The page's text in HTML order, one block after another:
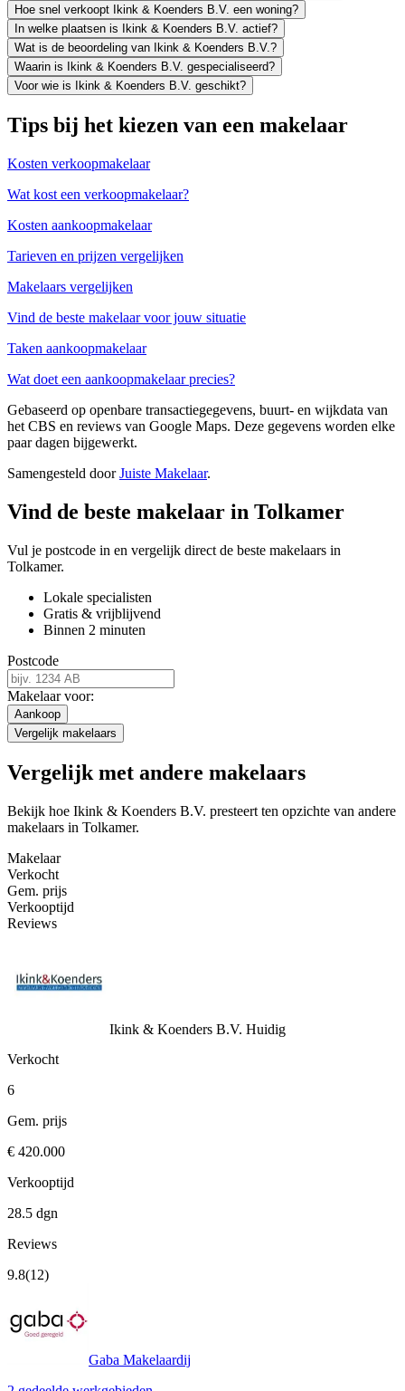
Hoe snel verkoopt Ikink & Koenders B.V. een woning?
In welke plaatsen is Ikink & Koenders B.V. actief?
Wat is de beoordeling van Ikink & Koenders B.V.?
Waarin is Ikink & Koenders B.V. gespecialiseerd?
Voor wie is Ikink & Koenders B.V. geschikt?
Tips bij het kiezen van een makelaar
Kosten verkoopmakelaar
Wat kost een verkoopmakelaar?
Kosten aankoopmakelaar
Tarieven en prijzen vergelijken
Makelaars vergelijken
Vind de beste makelaar voor jouw situatie
Taken aankoopmakelaar
Wat doet een aankoopmakelaar precies?
Gebaseerd op openbare transactiegegevens, buurt- en wijkdata van
het CBS en reviews van Google Maps. Deze gegevens worden elke
paar dagen bijgewerkt.
Samengesteld doorJuiste Makelaar.
Vind de beste makelaar in Tolkamer
Vul je postcode in en vergelijk direct de beste makelaars in
Tolkamer.
Lokale specialisten
Gratis & vrijblijvend
Binnen 2 minuten
Postcode
Makelaar voor:
Aankoop
Vergelijk makelaars
Vergelijk met andere makelaars
Bekijk hoe Ikink & Koenders B.V. presteert ten opzichte van andere
makelaars in Tolkamer.
Makelaar
Verkocht
Gem. prijs
Verkooptijd
Reviews
Ikink & Koenders B.V. Huidig
Verkocht
6
Gem. prijs
€ 420.000
Verkooptijd
28.5 dgn
Reviews
9.8(12)
Gaba Makelaardij